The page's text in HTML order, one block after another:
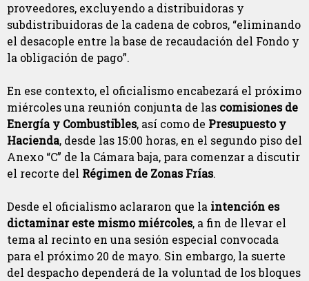
proveedores, excluyendo a distribuidoras y
subdistribuidoras de la cadena de cobros, “eliminando
el desacople entre la base de recaudación del Fondo y
la obligación de pago”.
En ese contexto, el oficialismo encabezará el próximo
miércoles una reunión conjunta de las comisiones de
Energía y Combustibles, así como de Presupuesto y
Hacienda, desde las 15:00 horas, en el segundo piso del
Anexo “C” de la Cámara baja, para comenzar a discutir
el recorte del Régimen de Zonas Frías.
Desde el oficialismo aclararon que la intención es
dictaminar este mismo miércoles, a fin de llevar el
tema al recinto en una sesión especial convocada
para el próximo 20 de mayo. Sin embargo, la suerte
del despacho dependerá de la voluntad de los bloques